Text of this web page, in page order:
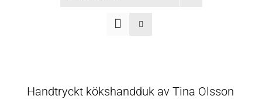
Handtryckt kökshandduk av Tina Olsson